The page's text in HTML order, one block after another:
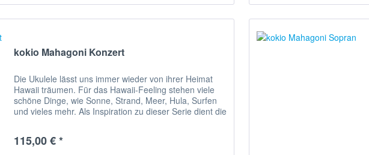
kokio Mahagoni Konzert
Die Ukulele lässt uns immer wieder von ihrer Heimat
Hawaii träumen. Für das Hawaii-Feeling stehen viele
schöne Dinge, wie Sonne, Strand, Meer, Hula, Surfen
und vieles mehr. Als Inspiration zu dieser Serie dient die
115,00 € *